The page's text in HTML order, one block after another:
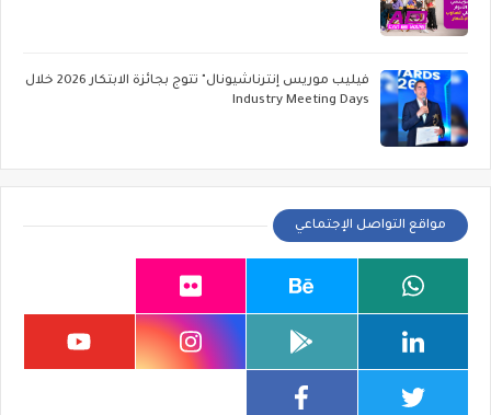
فيليب موريس إنترناشيونال" تتوج بجائزة الابتكار 2026 خلال
Industry Meeting Days
مواقع التواصل الإجتماعي